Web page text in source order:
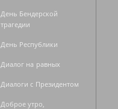
День Бендерской
трагедии
День Республики
Диалог на равных
Диалоги с Президентом
Доброе утро,